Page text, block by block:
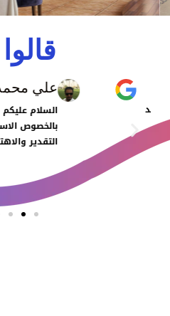
علي محمد
السلام عليكم اشكر شركة
بالخصوص الاستاذة
التقدير والاهتمام في ادق